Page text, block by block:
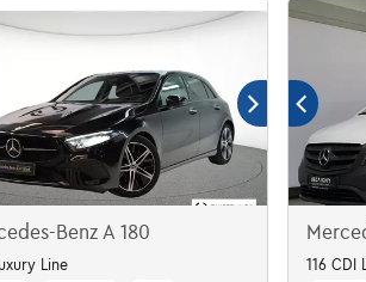
Benz A 180
Line
116 CDI